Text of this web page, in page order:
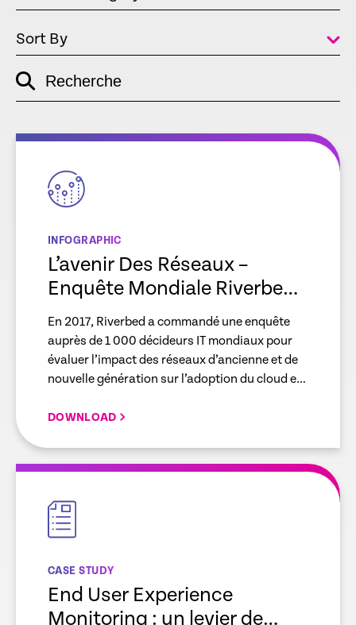
Sort By
empty
link
Recherche
empty
INFOGRAPHIC
L’avenir Des Réseaux –
Enquête Mondiale Riverbed
2017
En 2017, Riverbed a commandé une enquête
auprès de 1 000 décideurs IT mondiaux pour
évaluer l’impact des réseaux d’ancienne et de
nouvelle génération sur l’adoption du cloud et
DOWNLOAD
empty
CASE STUDY
End User Experience
Monitoring : un levier de